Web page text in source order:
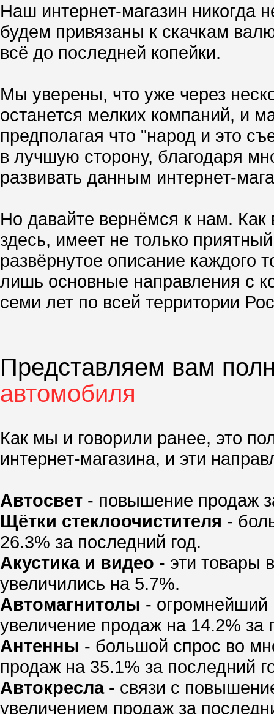
Наш интернет-магазин никогда
будем привязаны к скачкам
всё до последней копейки.
Мы уверены, что уже через
останется мелких компаний, и
предполагая что "народ и это
в лучшую сторону, благодаря
развивать данным интернет-
Но давайте вернёмся к нам.
здесь, имеет не только
развёрнутое описание каждого
лишь основные направления с
семи лет по всей территории
Представляем вам
автомобиля
Как мы и говорили ранее, это
интернет-магазина, и эти
Автосвет - повышение продаж
Щётки стеклоочистителя -
26.3% за последний год.
Акустика и видео - эти товары
увеличились на 5.7%.
Автомагнитолы - огромнейший
увеличение продаж на 14.2% за
Антенны - большой спрос во
продаж на 35.1% за последний
Автокресла- связи с
увеличением продаж за